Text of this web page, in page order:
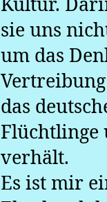
sie uns
um das
das
Flüchtlinge
verhält.
Es ist mir